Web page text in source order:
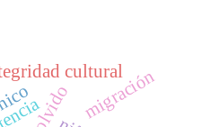
cultural
migración